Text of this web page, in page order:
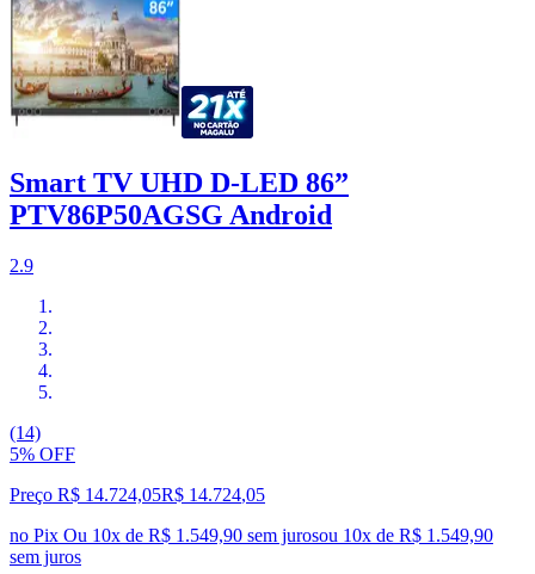
Smart TV UHD D-LED 86”
PTV86P50AGSG Android
2.9
(14)
5% OFF
Preço R$ 14.724,05R$ 14.724,05
no Pix Ou 10x de R$ 1.549,90 sem jurosou 10x de R$ 1.549,90
sem juros